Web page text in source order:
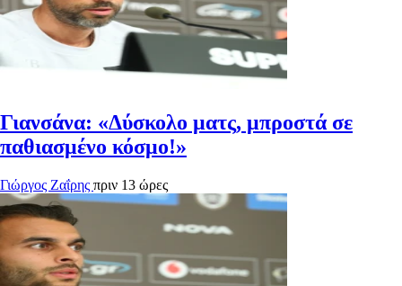
Γιανσάνα: «Δύσκολο ματς, μπροστά σε
παθιασμένο κόσμο!»
Γιώργος Ζαΐρης πριν 13 ώρες